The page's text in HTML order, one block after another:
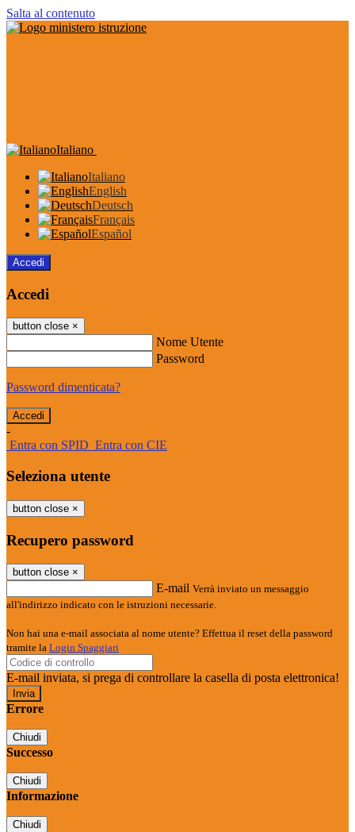
Salta al contenuto
Italiano
Italiano
English
Deutsch
Français
Español
Accedi
Accedi
button close ×
Nome Utente
Password
Password dimenticata?
-
Entra con SPID Entra con CIE
Seleziona utente
button close ×
Recupero password
button close ×
E-mail Verrà inviato un messaggio
all'indirizzo indicato con le istruzioni necessarie.
Non hai una e-mail associata al nome utente? Effettua il reset della password
tramite la Login Spaggiari
E-mail inviata, si prega di controllare la casella di posta elettronica!
Errore
Chiudi
Successo
Chiudi
Informazione
Chiudi